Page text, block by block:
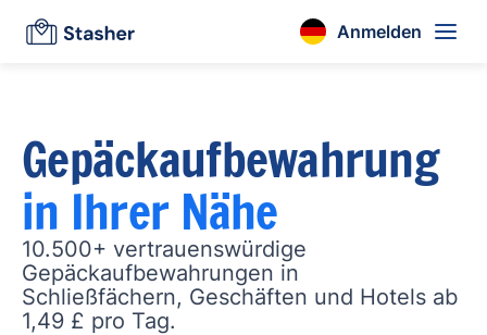
Anmelden
Gepäckaufbewahrung
in Ihrer Nähe
10.500+ vertrauenswürdige
Gepäckaufbewahrungen in
Schließfächern, Geschäften und Hotels ab
1,49 £ pro Tag.